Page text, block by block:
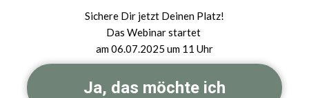
Sichere Dir jetzt Deinen Platz!
Das Webinar startet
am 06.07.2025 um 11 Uhr
Ja, das möchte ich